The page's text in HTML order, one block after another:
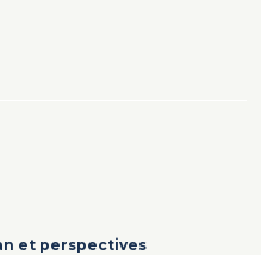
et perspectives